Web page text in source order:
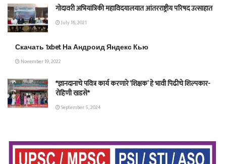
गोदावरी अभियांत्रिकी महाविदयालयात आंतरराष्ट्रीय परिषद उत्साहात
July 16, 2021
Скачать 1xbet На Андроид Яндекс Кью
November 19, 2022
*ज्ञानदानाचे पवित्र कार्य करणारे ‘शिक्षक’ हे भावी पिढीचे शिल्पकार-
रोहिणी खडसे*
September 5, 2024